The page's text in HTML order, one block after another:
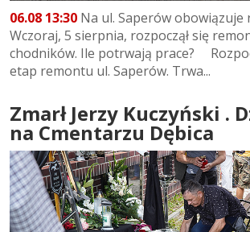
06.08 13:30 Na ul. Saperów obowiązuje
Wczoraj, 5 sierpnia, rozpoczął się
chodników. Ile potrwają prace?
etap remontu ul. Saperów. Trwa...
Zmarł Jerzy Kuczyński .
na Cmentarzu Dębica